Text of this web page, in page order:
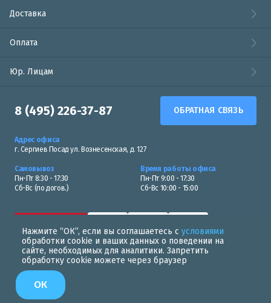
Нажмите “ОК”, если вы соглашаетесь с условиями
обработки cookie и ваших данных о поведении на
сайте, необходимых для аналитики. Запретить
обработку cookie можете через браузер
ОК
Доставка
Оплата
Юр. Лицам
8 (495) 226-37-87 ОБРАТНАЯ СВЯЗЬ
Адрес офиса
г. Сергиев Посад ул. Вознесенская, д. 127
Самовывоз
Пн-Пт 8:30 - 17:30
Сб-Вс (по догов.)
Время работы офиса
Пн-Пт 9:00 - 17:30
Сб-Вс 10:00 - 15:00
Политика в области обработки персональных данных